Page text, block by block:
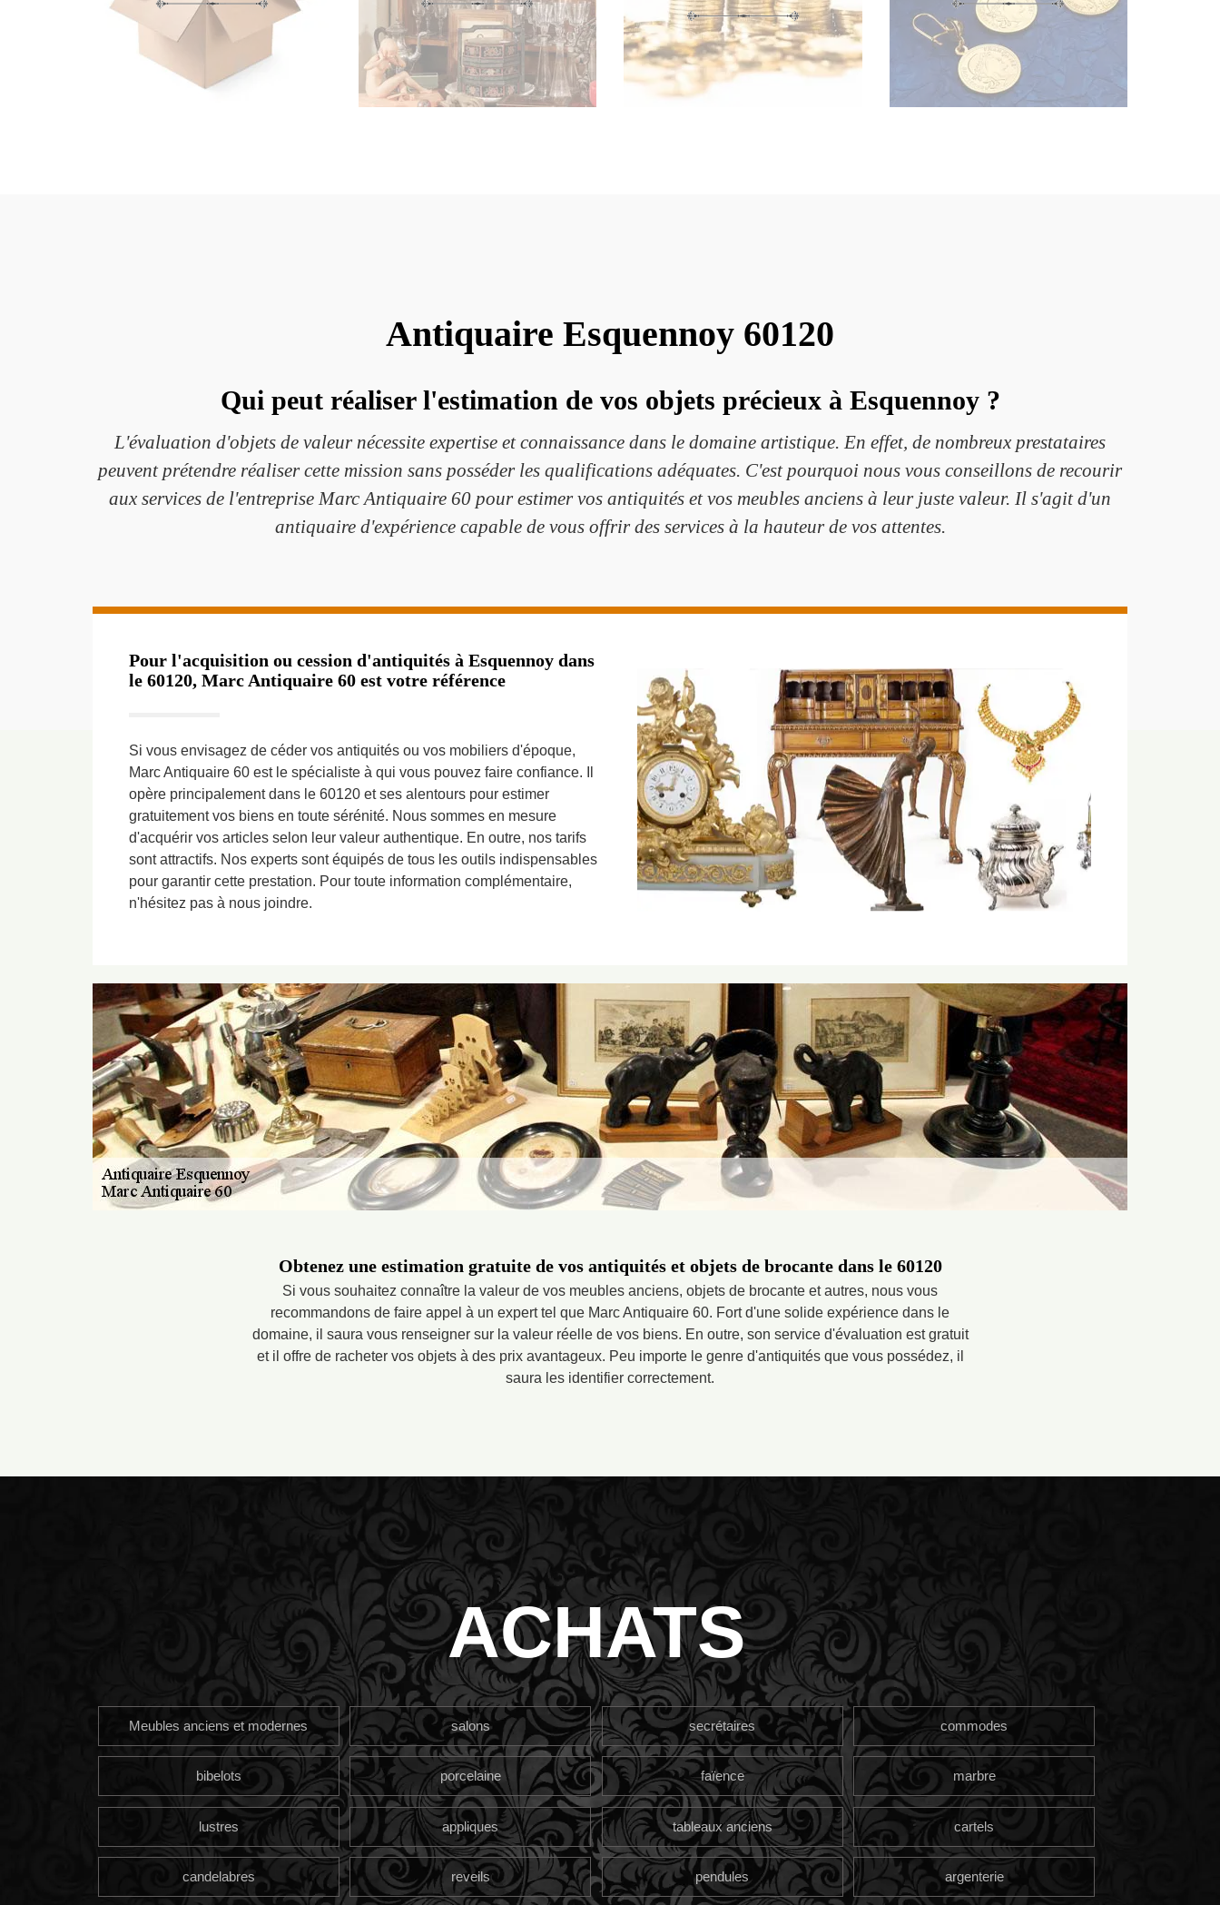
Antiquaire Esquennoy 60120
Qui peut réaliser l'estimation de vos objets précieux à Esquennoy ?
L'évaluation d'objets de valeur nécessite expertise et connaissance dans le domaine artistique. En effet, de nombreux prestataires
peuvent prétendre réaliser cette mission sans posséder les qualifications adéquates. C'est pourquoi nous vous conseillons de recourir
aux services de l'entreprise Marc Antiquaire 60 pour estimer vos antiquités et vos meubles anciens à leur juste valeur. Il s'agit d'un
antiquaire d'expérience capable de vous offrir des services à la hauteur de vos attentes.
Pour l'acquisition ou cession d'antiquités à Esquennoy dans
le 60120, Marc Antiquaire 60 est votre référence
Si vous envisagez de céder vos antiquités ou vos mobiliers d'époque,
Marc Antiquaire 60 est le spécialiste à qui vous pouvez faire confiance. Il
opère principalement dans le 60120 et ses alentours pour estimer
gratuitement vos biens en toute sérénité. Nous sommes en mesure
d'acquérir vos articles selon leur valeur authentique. En outre, nos tarifs
sont attractifs. Nos experts sont équipés de tous les outils indispensables
pour garantir cette prestation. Pour toute information complémentaire,
n'hésitez pas à nous joindre.
Obtenez une estimation gratuite de vos antiquités et objets de brocante dans le 60120
Si vous souhaitez connaître la valeur de vos meubles anciens, objets de brocante et autres, nous vous
recommandons de faire appel à un expert tel que Marc Antiquaire 60. Fort d'une solide expérience dans le
domaine, il saura vous renseigner sur la valeur réelle de vos biens. En outre, son service d'évaluation est gratuit
et il offre de racheter vos objets à des prix avantageux. Peu importe le genre d'antiquités que vous possédez, il
saura les identifier correctement.
ACHATS
Meubles anciens et modernes salons secrétaires commodes
bibelots porcelaine faïence marbre
lustres appliques tableaux anciens cartels
candelabres reveils pendules argenterie